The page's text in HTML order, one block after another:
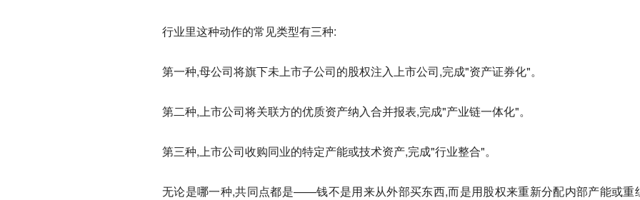
行业里这种动作的常见类型有三种:
第一种,母公司将旗下未上市子公司的股权注入上市公司,完成"资产证券化"。
第二种,上市公司将关联方的优质资产纳入合并报表,完成"产业链一体化"。
第三种,上市公司收购同业的特定产能或技术资产,完成"行业整合"。
无论是哪一种,共同点都是——钱不是用来从外部买东西,而是用股权来重新分配内部产能或重